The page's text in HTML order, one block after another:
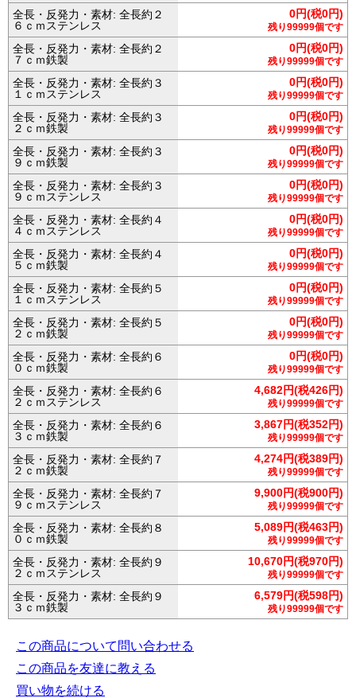
全長・反発力・素材: 全長約２
６ｃｍステンレス
0円(税0円)
残り99999個です
全長・反発力・素材: 全長約２
７ｃｍ鉄製
0円(税0円)
残り99999個です
全長・反発力・素材: 全長約３
１ｃｍステンレス
0円(税0円)
残り99999個です
全長・反発力・素材: 全長約３
２ｃｍ鉄製
0円(税0円)
残り99999個です
全長・反発力・素材: 全長約３
９ｃｍ鉄製
0円(税0円)
残り99999個です
全長・反発力・素材: 全長約３
９ｃｍステンレス
0円(税0円)
残り99999個です
全長・反発力・素材: 全長約４
４ｃｍステンレス
0円(税0円)
残り99999個です
全長・反発力・素材: 全長約４
５ｃｍ鉄製
0円(税0円)
残り99999個です
全長・反発力・素材: 全長約５
１ｃｍステンレス
0円(税0円)
残り99999個です
全長・反発力・素材: 全長約５
２ｃｍ鉄製
0円(税0円)
残り99999個です
全長・反発力・素材: 全長約６
０ｃｍ鉄製
0円(税0円)
残り99999個です
全長・反発力・素材: 全長約６
２ｃｍステンレス
4,682円(税426円)
残り99999個です
全長・反発力・素材: 全長約６
３ｃｍ鉄製
3,867円(税352円)
残り99999個です
全長・反発力・素材: 全長約７
２ｃｍ鉄製
4,274円(税389円)
残り99999個です
全長・反発力・素材: 全長約７
９ｃｍステンレス
9,900円(税900円)
残り99999個です
全長・反発力・素材: 全長約８
０ｃｍ鉄製
5,089円(税463円)
残り99999個です
全長・反発力・素材: 全長約９
２ｃｍステンレス
10,670円(税970円)
残り99999個です
全長・反発力・素材: 全長約９
３ｃｍ鉄製
6,579円(税598円)
残り99999個です
この商品について問い合わせる
この商品を友達に教える
買い物を続ける